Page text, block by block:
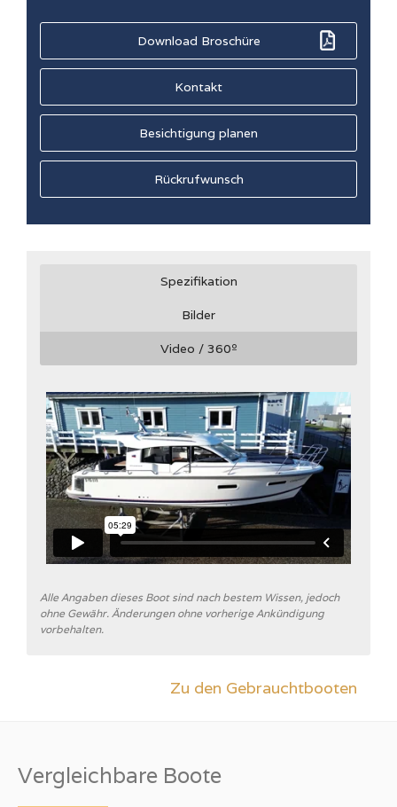
Download Broschüre
Kontakt
Besichtigung planen
Rückrufwunsch
Spezifikation
Bilder
Video / 360º
Alle Angaben dieses Boot sind nach bestem Wissen, jedoch
ohne Gewähr. Änderungen ohne vorherige Ankündigung
vorbehalten.
Zu den Gebrauchtbooten
Vergleichbare Boote